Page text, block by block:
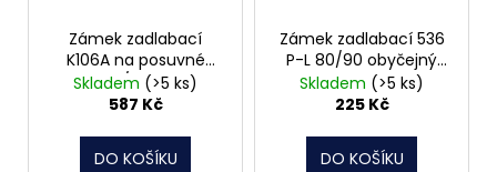
Zámek zadlabací
K106A na posuvné
dveře 60/72 vložkový
čelo 20mm Hobes
Skladem (>5 ks)
587 Kč
DO KOŠÍKU
Zámek zadlabací 536
P-L 80/90 obyčejný
čelo 22mm Hobes
Skladem (>5 ks)
225 Kč
DO KOŠÍKU